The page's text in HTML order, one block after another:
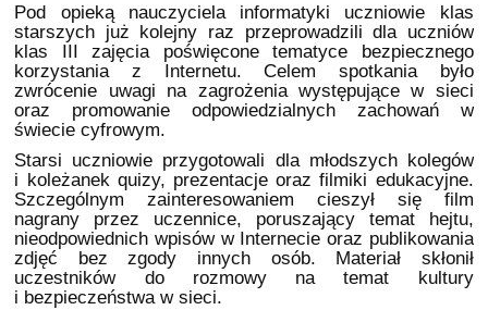
Pod opieką nauczyciela informatyki uczniowie klas
starszych już kolejny raz przeprowadzili dla uczniów
klas III zajęcia poświęcone tematyce bezpiecznego
korzystania z Internetu. Celem spotkania było
zwrócenie uwagi na zagrożenia występujące w sieci
oraz promowanie odpowiedzialnych zachowań w
świecie cyfrowym.
Starsi uczniowie przygotowali dla młodszych kolegów
i koleżanek quizy, prezentacje oraz filmiki edukacyjne.
Szczególnym zainteresowaniem cieszył się film
nagrany przez uczennice, poruszający temat hejtu,
nieodpowiednich wpisów w Internecie oraz publikowania
zdjęć bez zgody innych osób. Materiał skłonił
uczestników do rozmowy na temat kultury
i bezpieczeństwa w sieci.